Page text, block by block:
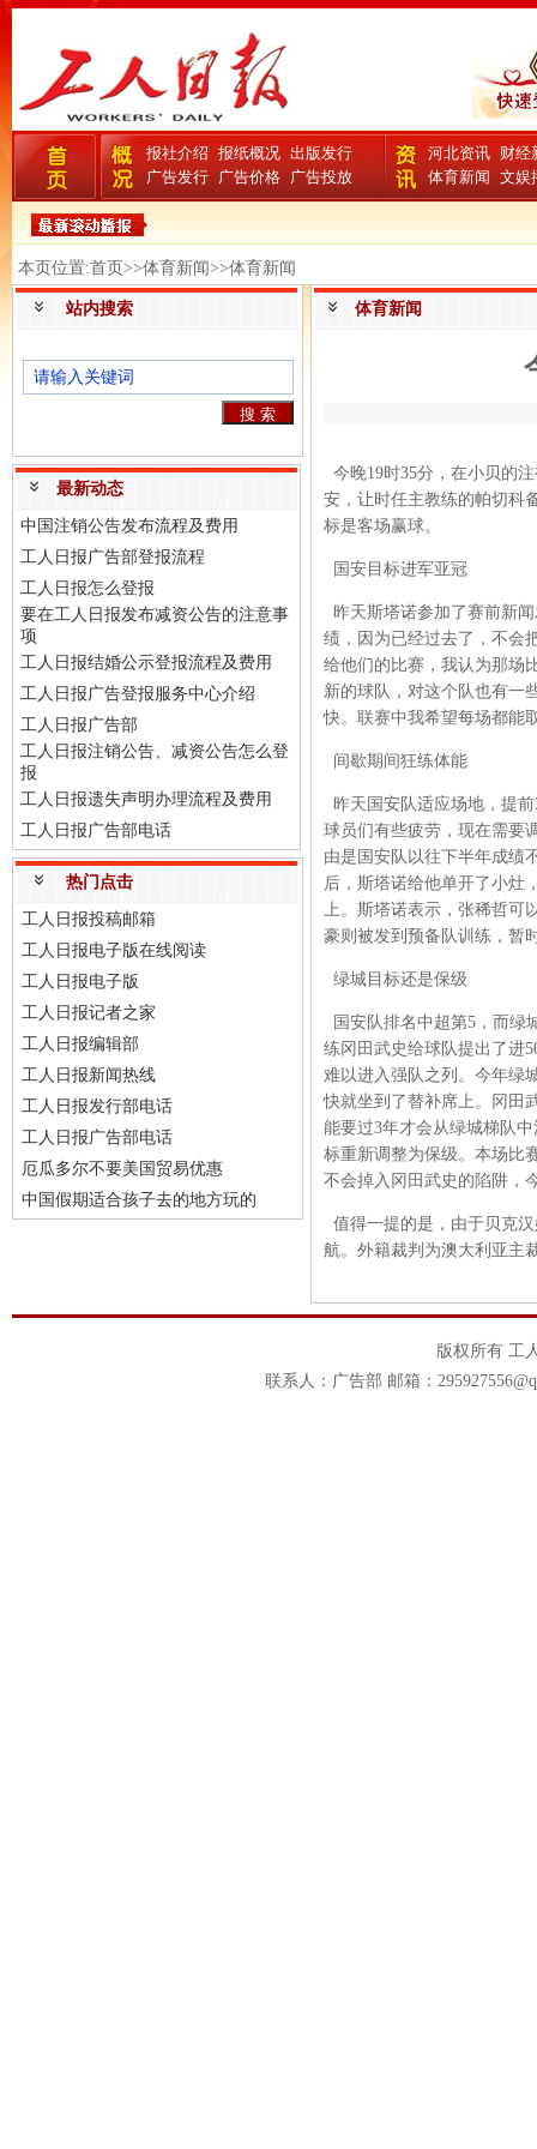
报社介绍 报纸概况 出版发行
广告发行 广告价格 广告投放
河北资讯 财经
体育新闻 文娱
本页位置:首页>>体育新闻>>体育新闻
站内搜索
最新动态
中国注销公告发布流程及费用
工人日报广告部登报流程
工人日报怎么登报
要在工人日报发布减资公告的注意事
项
工人日报结婚公示登报流程及费用
工人日报广告登报服务中心介绍
工人日报广告部
工人日报注销公告、减资公告怎么登
报
工人日报遗失声明办理流程及费用
工人日报广告部电话
热门点击
工人日报投稿邮箱
工人日报电子版在线阅读
工人日报电子版
工人日报记者之家
工人日报编辑部
工人日报新闻热线
工人日报发行部电话
工人日报广告部电话
厄瓜多尔不要美国贸易优惠
中国假期适合孩子去的地方玩的
体育新闻
今晚19时35分，在小贝的
安，让时任主教练的帕切科
标是客场赢球。
国安目标进军亚冠
昨天斯塔诺参加了赛前新
绩，因为已经过去了，不会
给他们的比赛，我认为那场
新的球队，对这个队也有一
快。联赛中我希望每场都能
间歇期间狂练体能
昨天国安队适应场地，提
球员们有些疲劳，现在需要
由是国安队以往下半年成绩
后，斯塔诺给他单开了小灶
上。斯塔诺表示，张稀哲可
豪则被发到预备队训练，暂
绿城目标还是保级
国安队排名中超第5，而绿
练冈田武史给球队提出了进
难以进入强队之列。今年绿
快就坐到了替补席上。冈田
能要过3年才会从绿城梯队
标重新调整为保级。本场比
不会掉入冈田武史的陷阱，
值得一提的是，由于贝克
航。外籍裁判为澳大利亚主
版权所有 工
联系人：广告部 邮箱：